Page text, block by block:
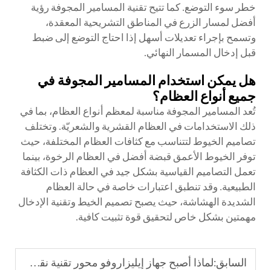
خطر سوء التوضع. كما تتيح تقنية المسامير المجوفة رؤية
أفضل لمسار الزرع في المناطق التشريحية المعقدة،
وتسمح بإجراء تعديلات أسهل إذا احتاج التوضع إلى ضبط
قبل إدخال المسمار النهائي.
هل يمكن استخدام المسامير المجوفة في
جميع أنواع العظام؟
تُعد المسامير المجوفة مناسبة لمعظم أنواع العظام، بما في
ذلك الاستخدامات في العظام القشرية والشعريّة. وتختلف
تصاميم الخيوط لتتناسب مع كثافات العظام المختلفة، حيث
توفر الخيوط الأعمق قبضة أفضل في العظام الرخوة، بينما
تعمل التصاميم القياسية بشكل جيد في العظام ذات الكثافة
الطبيعية. وقد تنطبق اعتبارات خاصة في حالة العظام
الشديدة الهشاشة، حيث يصبح تصميم الخيط وتقنية الإدخال
مهمتين بشكل خاص لتحقيق قوة تثبيت كافية.
السابق:لماذا أصبح جهاز إيليزاروفو محور تقنية نقل العظام التي يفضلها أطباء العظام؟